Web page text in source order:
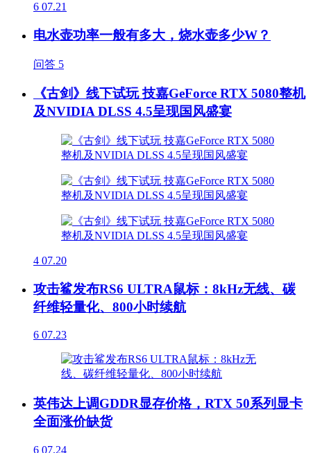
6 07.21
电水壶功率一般有多大，烧水壶多少W？
问答 5
《古剑》线下试玩 技嘉GeForce RTX 5080整机
及NVIDIA DLSS 4.5呈现国风盛宴
4 07.20
攻击鲨发布RS6 ULTRA鼠标：8kHz无线、碳
纤维轻量化、800小时续航
6 07.23
英伟达上调GDDR显存价格，RTX 50系列显卡
全面涨价缺货
6 07.24